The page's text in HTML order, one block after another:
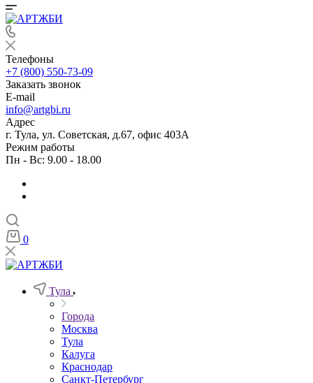
Телефоны
+7 (800) 550-73-09
Заказать звонок
E-mail
info@artgbi.ru
Адрес
г. Тула, ул. Советская, д.67, офис 403А
Режим работы
Пн - Вс: 9.00 - 18.00
0
Тула
Города
Москва
Тула
Калуга
Краснодар
Санкт-Петербург